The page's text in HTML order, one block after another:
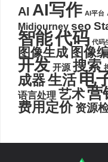
AI AI写作 AI平台
Midjourney seo
智能代码 代码
图像生成 图像
开发 开源 搜索
成器生活电
语言处理 艺术营
费用定价 资源